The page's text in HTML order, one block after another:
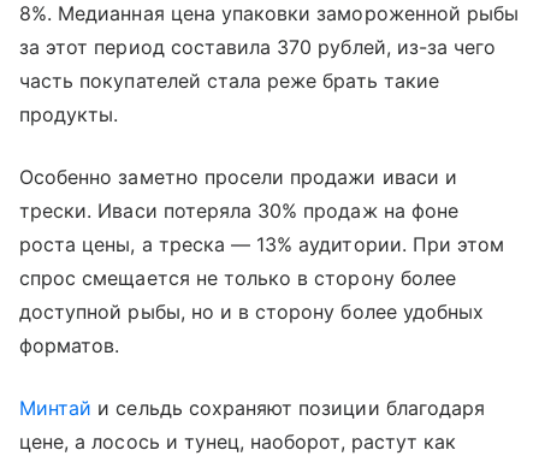
8%. Медианная цена упаковки замороженной рыбы
за этот период составила 370 рублей, из-за чего
часть покупателей стала реже брать такие
продукты.
Особенно заметно просели продажи иваси и
трески. Иваси потеряла 30% продаж на фоне
роста цены, а треска — 13% аудитории. При этом
спрос смещается не только в сторону более
доступной рыбы, но и в сторону более удобных
форматов.
Минтай и сельдь сохраняют позиции благодаря
цене, а лосось и тунец, наоборот, растут как